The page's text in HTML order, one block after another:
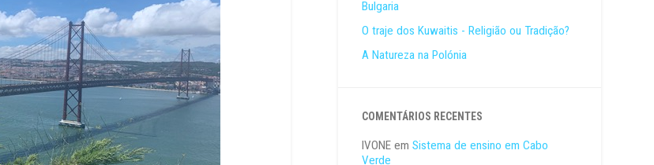
Bulgaria
O traje dos Kuwaitis - Religião ou Tradição?
A Natureza na Polónia
COMENTÁRIOS RECENTES
IVONE emSistema de ensino em Cabo
Verde